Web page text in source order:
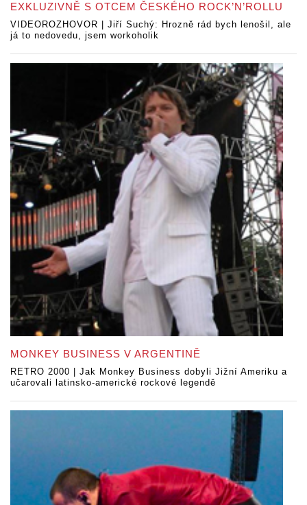
EXKLUZIVNĚ S OTCEM ČESKÉHO ROCK’N’ROLLU
VIDEOROZHOVOR | Jiří Suchý: Hrozně rád bych lenošil, ale
já to nedovedu, jsem workoholik
MONKEY BUSINESS V ARGENTINĚ
RETRO 2000 | Jak Monkey Business dobyli Jižní Ameriku a
učarovali latinsko-americké rockové legendě